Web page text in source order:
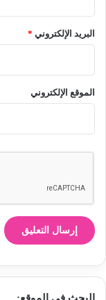
البريد الإلكتروني *
الموقع الإلكتروني